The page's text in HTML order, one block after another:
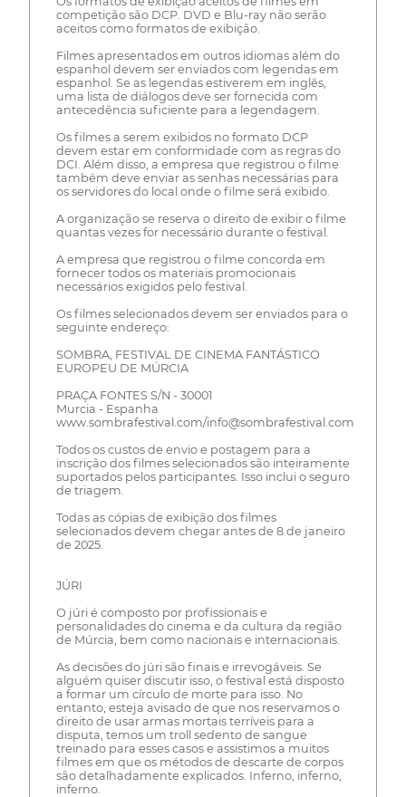
competição são DCP. DVD e Blu-ray não serão
aceitos como formatos de exibição.
Filmes apresentados em outros idiomas além do
espanhol devem ser enviados com legendas em
espanhol. Se as legendas estiverem em inglês,
uma lista de diálogos deve ser fornecida com
antecedência suficiente para a legendagem.
Os filmes a serem exibidos no formato DCP
devem estar em conformidade com as regras do
DCI. Além disso, a empresa que registrou o filme
também deve enviar as senhas necessárias para
os servidores do local onde o filme será exibido.
A organização se reserva o direito de exibir o filme
quantas vezes for necessário durante o festival.
A empresa que registrou o filme concorda em
fornecer todos os materiais promocionais
necessários exigidos pelo festival.
Os filmes selecionados devem ser enviados para o
seguinte endereço:
SOMBRA, FESTIVAL DE CINEMA FANTÁSTICO
EUROPEU DE MÚRCIA
PRAÇA FONTES S/N - 30001
Murcia - Espanha
www.sombrafestival.com/info@sombrafestival.com
Todos os custos de envio e postagem para a
inscrição dos filmes selecionados são inteiramente
suportados pelos participantes. Isso inclui o seguro
de triagem.
Todas as cópias de exibição dos filmes
selecionados devem chegar antes de 8 de janeiro
de 2025.
JÚRI
O júri é composto por profissionais e
personalidades do cinema e da cultura da região
de Múrcia, bem como nacionais e internacionais.
As decisões do júri são finais e irrevogáveis. Se
alguém quiser discutir isso, o festival está disposto
a formar um círculo de morte para isso. No
entanto, esteja avisado de que nos reservamos o
direito de usar armas mortais terríveis para a
disputa, temos um troll sedento de sangue
treinado para esses casos e assistimos a muitos
filmes em que os métodos de descarte de corpos
são detalhadamente explicados. Inferno, inferno,
inferno.